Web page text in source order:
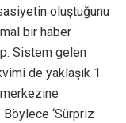
oluştuğunu
bir haber
Sistem gelen
de yaklaşık 1
Böylece ‘Sürpriz